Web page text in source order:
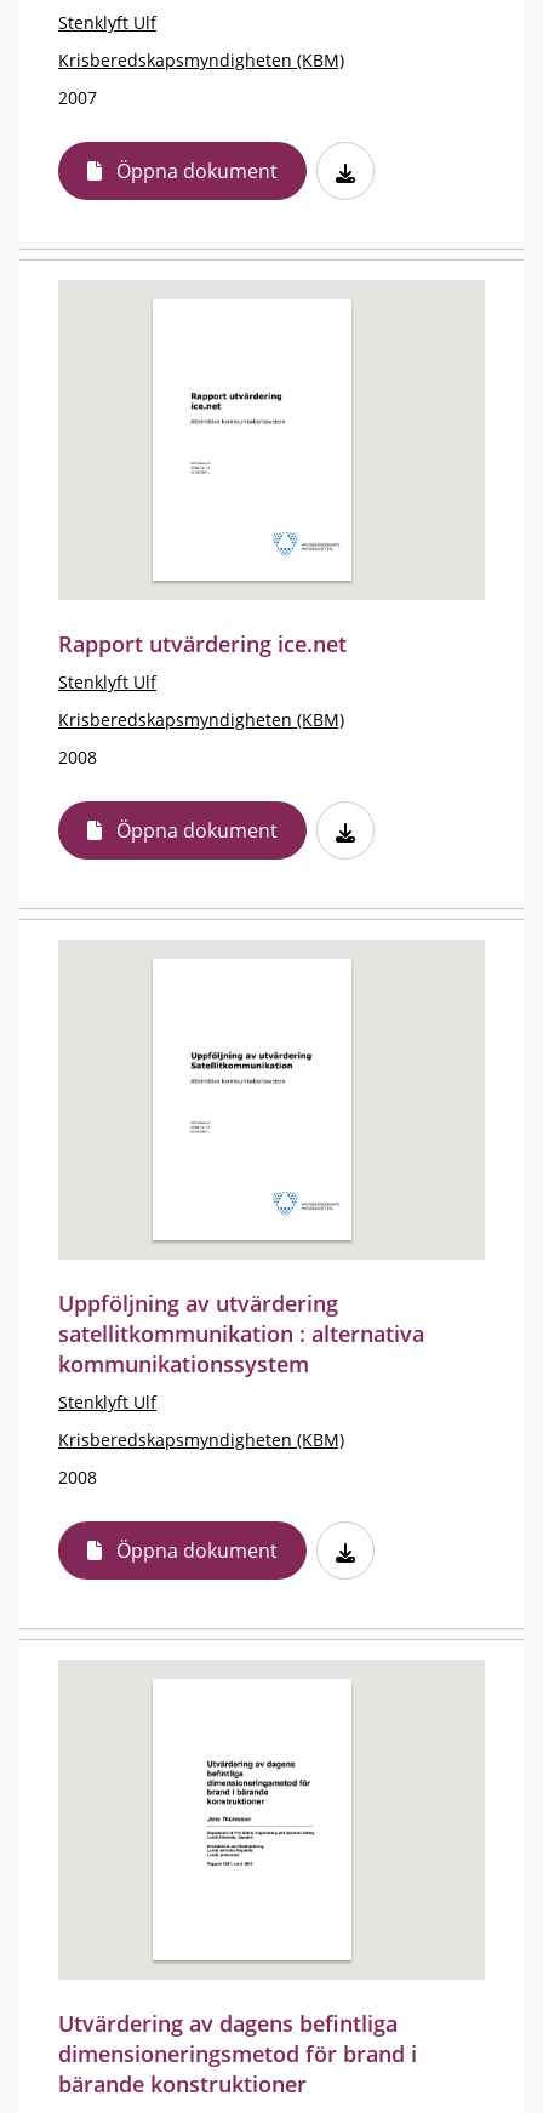
Stenklyft Ulf
Krisberedskapsmyndigheten (KBM)
2007
Öppna dokument
Rapport utvärdering ice.net
Stenklyft Ulf
Krisberedskapsmyndigheten (KBM)
2008
Öppna dokument
Uppföljning av utvärdering
satellitkommunikation : alternativa
kommunikationssystem
Stenklyft Ulf
Krisberedskapsmyndigheten (KBM)
2008
Öppna dokument
Utvärdering av dagens befintliga
dimensioneringsmetod för brand i
bärande konstruktioner